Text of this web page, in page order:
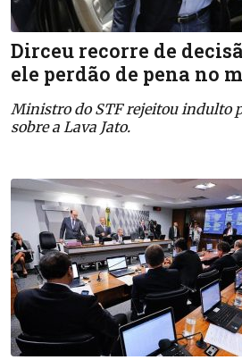
Dirceu recorre de
ele perdão de pena no
Ministro do STF rejeitou indulto
sobre a Lava Jato.